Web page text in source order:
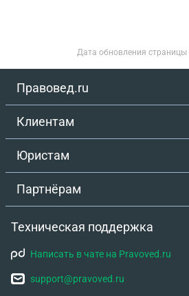
Дата обновления страницы
Правовед.ru
Клиентам
Юристам
Партнёрам
Техническая поддержка
Написать в чате на Pravoved.ru
support@pravoved.ru